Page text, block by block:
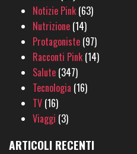
Notizie Pink (63)
Nutrizione (14)
Protagoniste (97)
Racconti Pink (14)
Salute (347)
Tecnologia (16)
TV (16)
Viaggi (3)
ARTICOLI RECENTI